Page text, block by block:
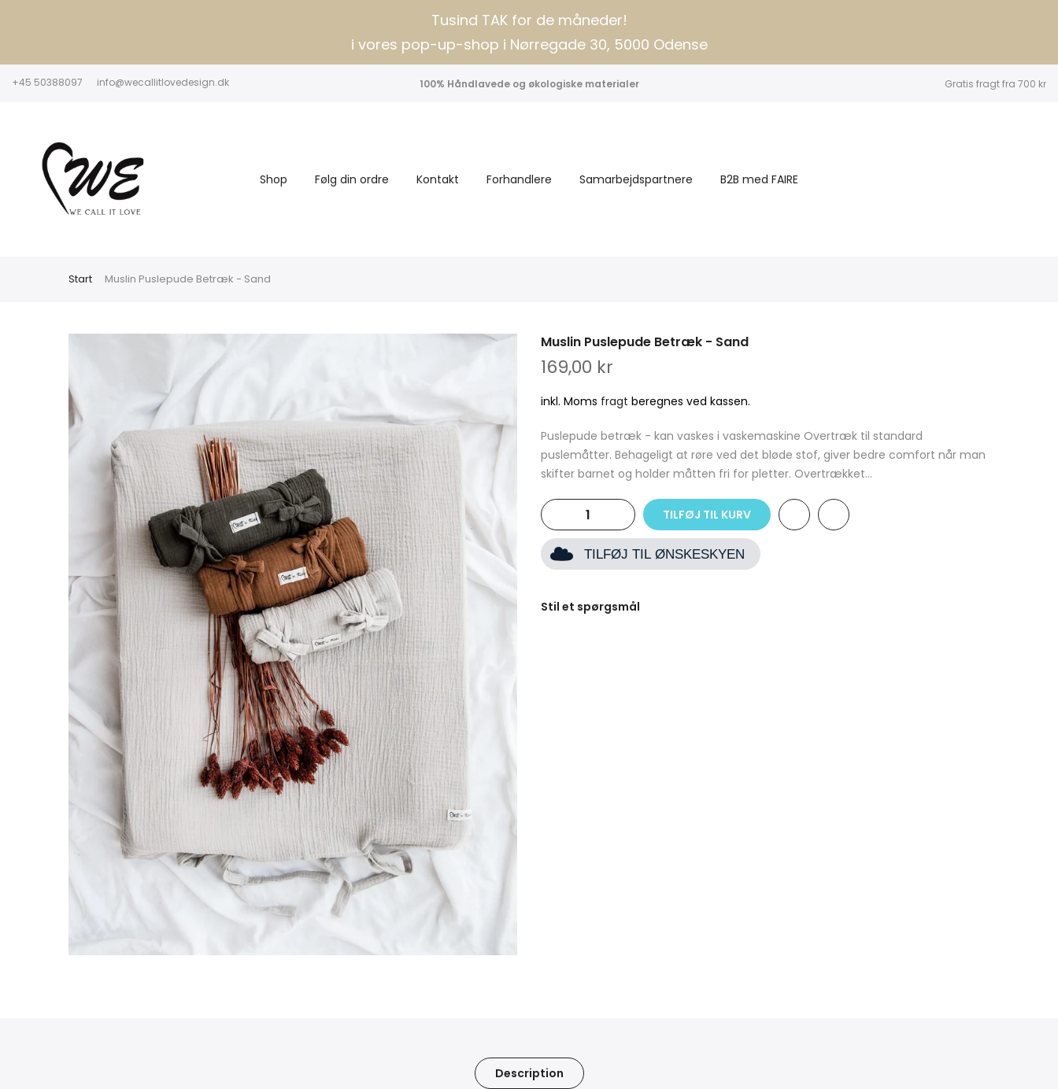
Tusind TAK for de måneder!
i vores pop-up-shop i Nørregade 30, 5000 Odense
+45 50388097 info@wecallitlovedesign.dk 100% Håndlavede og økologiske materialer Gratis fragt fra 700 kr
Shop Følg din ordre Kontakt Forhandlere Samarbejdspartnere B2B med FAIRE
Start Muslin Puslepude Betræk - Sand
Muslin Puslepude Betræk - Sand
169,00 kr
inkl. Moms fragt beregnes ved kassen.
Puslepude betræk - kan vaskes i vaskemaskine Overtræk til standard
puslemåtter. Behageligt at røre ved det bløde stof, giver bedre comfort når man
skifter barnet og holder måtten fri for pletter. Overtrækket...
TILFØJ TIL KURV
TILFØJ TIL ØNSKESKYEN
Stil et spørgsmål
Description